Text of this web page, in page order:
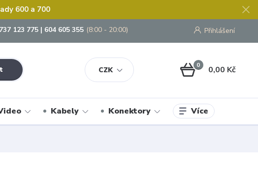
600 a 700
CZK
Přihlášení
123 775 | 604 605 355 (8:00 - 20:00)
0 0,00 Kč
Kabely Konektory Více